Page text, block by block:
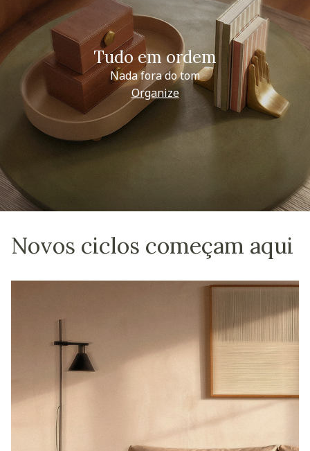
Tudo em ordem
Nada fora do tom
Organize
Novos ciclos começam aqui